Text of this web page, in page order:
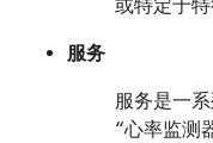
或特定于特
服务
服务是一
“心率监测